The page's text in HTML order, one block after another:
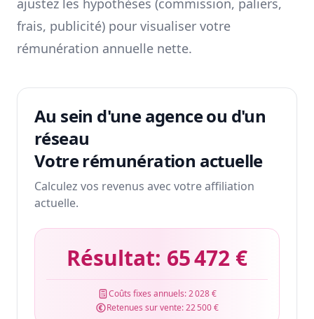
ajustez les hypothèses (commission, paliers,
frais, publicité) pour visualiser votre
rémunération annuelle nette.
Au sein d'une agence ou d'un
réseau
Votre rémunération actuelle
Calculez vos revenus avec votre affiliation
actuelle.
Résultat: 65 472 €
Coûts fixes annuels:2 028 €
Retenues sur vente:22 500 €